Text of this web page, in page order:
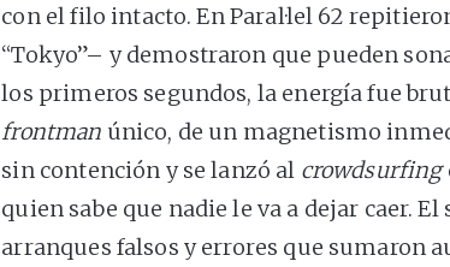
con el filo intacto. En Paral·lel 62
“Tokyo”– y demostraron que pueden
los primeros segundos, la energía fue
frontman único, de un magnetismo
sin contención y se lanzó al crowdsurfing
quien sabe que nadie le va a dejar caer.
arranques falsos y errores que sumaron